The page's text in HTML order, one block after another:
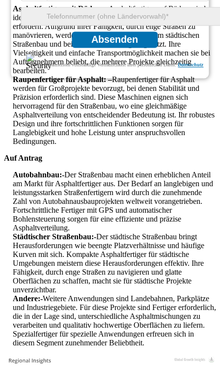
Absenden
Wir gewährleisten vollständige Vertraulichkeit Ihrer persönlichen Daten.Datenschutz
Asphaltfertiger mit Rädern:-Asphaltfertiger auf Rädern sind
ideal für Projekte, die eine hohe Mobilität und Geschwindigkeit
erfordern. Aufgrund ihrer Fähigkeit, durch enge Straßen zu
manövrieren, werden diese Maschinen häufig im städtischen
Straßenbau und bei der Instandhaltung eingesetzt. Ihre
Vielseitigkeit und einfache Transportmöglichkeit machen sie bei
Auftragnehmern beliebt, die mehrere Projekte gleichzeitig
bearbeiten.
Raupenfertiger für Asphalt: –Raupenfertiger für Asphalt
werden für Großprojekte bevorzugt, bei denen Stabilität und
Präzision erforderlich sind. Diese Maschinen eignen sich
hervorragend für den Straßenbau, wo eine gleichmäßige
Asphaltverteilung von entscheidender Bedeutung ist. Ihr robustes
Design und ihre fortschrittlichen Funktionen sorgen für
Langlebigkeit und hohe Leistung unter anspruchsvollen
Bedingungen.
Auf Antrag
Autobahnbau:-Der Straßenbau macht einen erheblichen Anteil
am Markt für Asphaltfertiger aus. Der Bedarf an langlebigen und
leistungsstarken Straßenfertigern wird durch die zunehmende
Zahl von Autobahnausbauprojekten weltweit vorangetrieben.
Fortschrittliche Fertiger mit GPS und automatischer
Bohlensteuerung sorgen für eine effiziente und präzise
Asphaltverteilung.
Städtischer Straßenbau:-Der städtische Straßenbau bringt
Herausforderungen wie beengte Platzverhältnisse und häufige
Kurven mit sich. Kompakte Asphaltfertiger für städtische
Umgebungen meistern diese Herausforderungen effektiv. Ihre
Fähigkeit, durch enge Straßen zu navigieren und glatte
Oberflächen zu schaffen, macht sie für städtische Projekte
unverzichtbar.
Andere:-Weitere Anwendungen sind Landebahnen, Parkplätze
und Industriegebiete. Für diese Projekte sind Fertiger erforderlich,
die in der Lage sind, unterschiedliche Asphaltmischungen zu
verarbeiten und qualitativ hochwertige Oberflächen zu liefern.
Spezialfertiger für spezielle Anwendungen erfreuen sich in
diesem Segment zunehmender Beliebtheit.